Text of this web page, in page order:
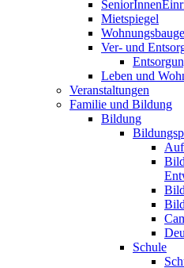
Mietspiegel
Ver- und
Leben und
Veranstaltungen
Familie und Bildung
Bildung
Schule